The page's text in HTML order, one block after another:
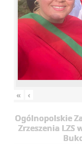
« ‹
Ogólnopolskie
Zrzeszenia LZS